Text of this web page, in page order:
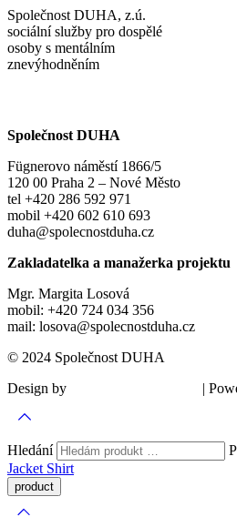
Společnost DUHA, z.ú.
sociální služby pro dospělé
osoby s mentálním
znevýhodněním
Společnost DUHA
Fügnerovo náměstí 1866/5
120 00 Praha 2 – Nové Město
tel +420 286 592 971
mobil +420 602 610 693
duha@spolecnostduha.cz
Zakladatelka a manažerka projektu
Mgr. Margita Losová
mobil: +420 724 034 356
mail: losova@spolecnostduha.cz
© 2024 Společnost DUHA
Design by
|
Hledání
Jacket Shirt